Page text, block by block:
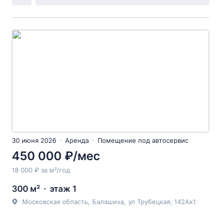
30 июня 2026 Аренда Помещение под автосервис
450 000 ₽/мес
18 000 ₽ за м²/год
300 м² этаж 1
Московская область Балашиха ул Трубецкая , 142Ак1